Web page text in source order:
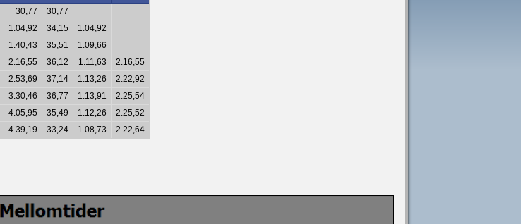
30,77
30,77
1.04,92 34,15
1.04,92
1.40,43 35,51
1.09,66
2.16,55 36,12 1.11,63
2.16,55
2.53,69 37,14 1.13,26
2.22,92
3.30,46 36,77 1.13,91
2.25,54
4.05,95 35,49 1.12,26
2.25,52
4.39,19 33,24 1.08,73 2.22,64